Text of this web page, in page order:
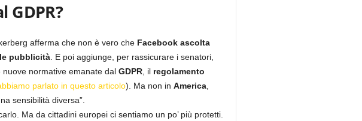
GDPR?
afferma che non è vero che Facebook ascolta
pubblicità. E poi aggiunge, per rassicurare i senatori,
nuove normative emanate dal GDPR, il regolamento
parlato in questo articolo). Ma non in America,
sensibilità diversa”.
Ma da cittadini europei ci sentiamo un po’ più protetti.